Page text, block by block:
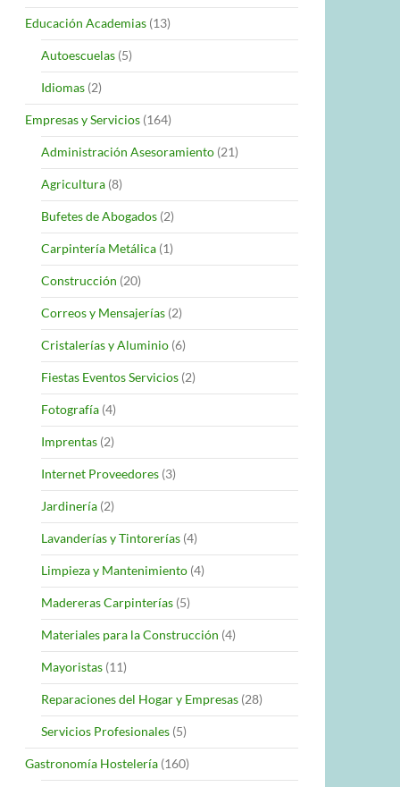
Educación Academias (13)
Autoescuelas (5)
Idiomas (2)
Empresas y Servicios (164)
Administración Asesoramiento (21)
Agricultura (8)
Bufetes de Abogados (2)
Carpintería Metálica (1)
Construcción (20)
Correos y Mensajerías (2)
Cristalerías y Aluminio (6)
Fiestas Eventos Servicios (2)
Fotografía (4)
Imprentas (2)
Internet Proveedores (3)
Jardinería (2)
Lavanderías y Tintorerías (4)
Limpieza y Mantenimiento (4)
Madereras Carpinterías (5)
Materiales para la Construcción (4)
Mayoristas (11)
Reparaciones del Hogar y Empresas (28)
Servicios Profesionales (5)
Gastronomía Hostelería (160)